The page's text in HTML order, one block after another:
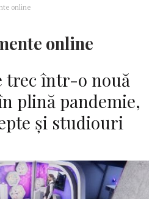
online
online
trec într-o nouă
plină pandemie,
și studiouri